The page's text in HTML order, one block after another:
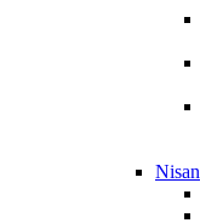
Nisan